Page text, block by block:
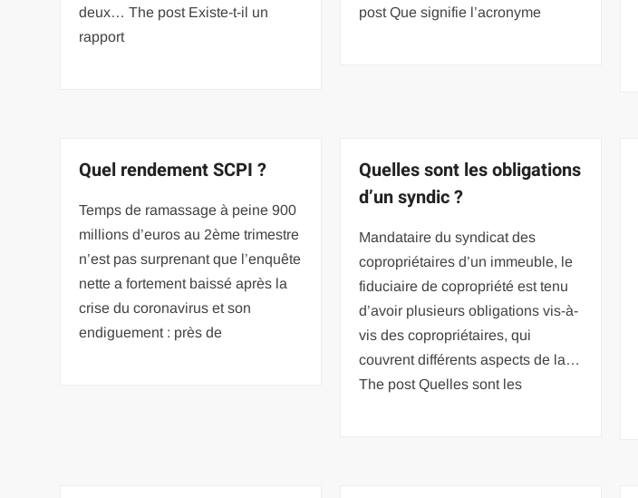
deux… The post Existe-t-il un
rapport
post Que signifie l’acronyme
Quel rendement SCPI ?
Temps de ramassage à peine 900
millions d’euros au 2ème trimestre
n’est pas surprenant que l’enquête
nette a fortement baissé après la
crise du coronavirus et son
endiguement : près de
Quelles sont les obligations
d’un syndic ?
Mandataire du syndicat des
copropriétaires d’un immeuble, le
fiduciaire de copropriété est tenu
d’avoir plusieurs obligations vis-à-
vis des copropriétaires, qui
couvrent différents aspects de la…
The post Quelles sont les